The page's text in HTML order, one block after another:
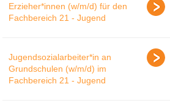
Erzieher*innen (w/m/d) für den
Fachbereich 21 - Jugend
Jugendsozialarbeiter*in an
Grundschulen (w/m/d) im
Fachbereich 21 - Jugend